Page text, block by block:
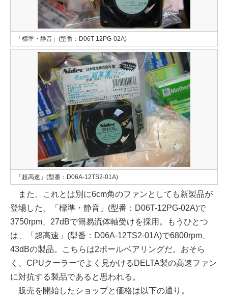
「標準・静音」(型番：D06T-12PG-02A)
「超高速」(型番：D06A-12TS2-01A)
また、これとは別に6cm角のファンとしても新製品が
登場した。「標準・静音」(型番：D06T-12PG-02A)で
3750rpm、27dBで簡易流体軸受けを採用。もうひとつ
は、「超高速」(型番：D06A-12TS2-01A)で6800rpm、
43dBの製品。こちらは2ボールベアリングだ。おそら
く、CPUクーラーでよく見かけるDELTA製の高速ファン
に対抗する製品であると思われる。
販売を開始したショップと価格は以下の通り。